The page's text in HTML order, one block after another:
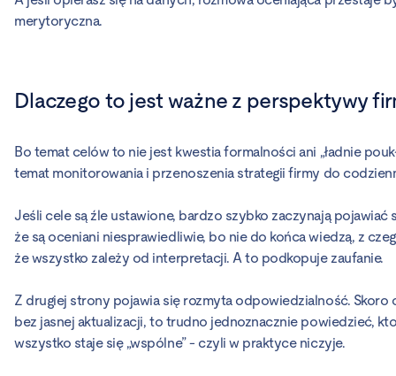
merytoryczna.
Dlaczego to jest ważne z perspektywy
Bo temat celów to nie jest kwestia formalności ani „ładnie
temat monitorowania i przenoszenia strategii firmy do
Jeśli cele są źle ustawione, bardzo szybko zaczynają pojawiać
że są oceniani niesprawiedliwie, bo nie do końca wiedzą, z
że wszystko zależy od interpretacji. A to podkopuje zaufanie.
Z drugiej strony pojawia się rozmyta odpowiedzialność. Skoro
bez jasnej aktualizacji, to trudno jednoznacznie powiedzieć,
wszystko staje się „wspólne” - czyli w praktyce niczyje.